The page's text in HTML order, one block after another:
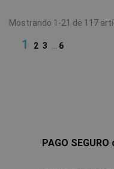
Mostrando 1-21 de 117
1 2 3 6
PAGO